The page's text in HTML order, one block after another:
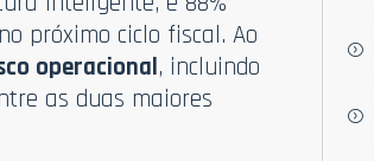
próximo ciclo fiscal. Ao
operacional, incluindo
as duas maiores